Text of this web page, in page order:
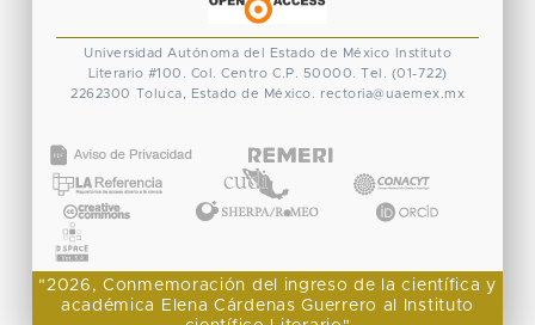
Universidad Autónoma del Estado de México
Instituto
Literario #100. Col. Centro C.P. 50000. Tel. (01-722)
2262300 Toluca, Estado de México. rectoria@uaemex.mx
"2026, Conmemoración del ingreso de la científica y
académica Elena Cárdenas Guerrero al Instituto